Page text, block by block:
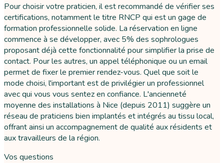
Pour choisir votre praticien, il est recommandé de vérifier ses
certifications, notamment le titre RNCP qui est un gage de
formation professionnelle solide. La réservation en ligne
commence à se développer, avec 5% des sophrologues
proposant déjà cette fonctionnalité pour simplifier la prise de
contact. Pour les autres, un appel téléphonique ou un email
permet de fixer le premier rendez-vous. Quel que soit le
mode choisi, l'important est de privilégier un professionnel
avec qui vous vous sentez en confiance. L'ancienneté
moyenne des installations à Nice (depuis 2011) suggère un
réseau de praticiens bien implantés et intégrés au tissu local,
offrant ainsi un accompagnement de qualité aux résidents et
aux travailleurs de la région.
Vos questions